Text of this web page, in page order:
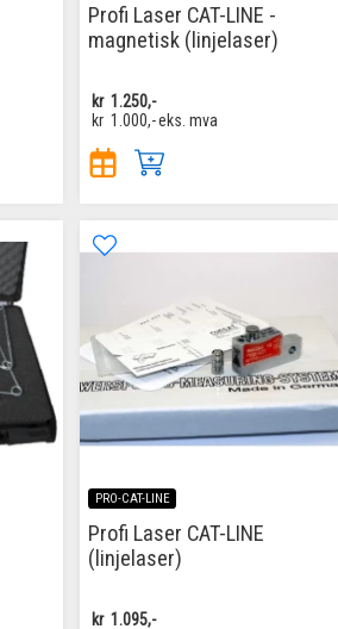
Profi Laser CAT-LINE -
magnetisk (linjelaser)
kr 1.250,-
kr 1.000,-eks. mva
PRO-CAT-LINE
Profi Laser CAT-LINE
(linjelaser)
kr 1.095,-